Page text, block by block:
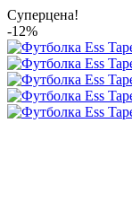
Суперцена!
-12%